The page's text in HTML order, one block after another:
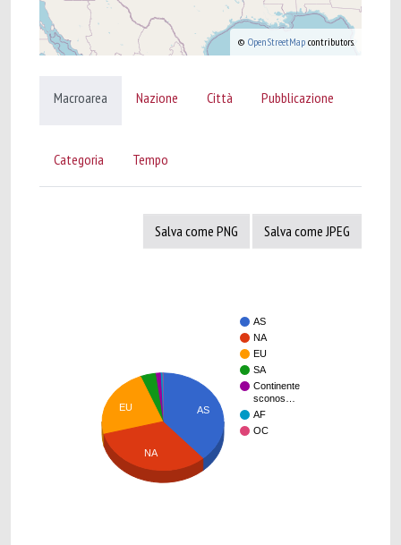
© OpenStreetMap contributors.
Macroarea Nazione Città Pubblicazione
Categoria Tempo
Salva come PNG Salva come JPEG
AS
NA
EU
SA
Continente
sconos…
AF
OC
AS
EU
NA